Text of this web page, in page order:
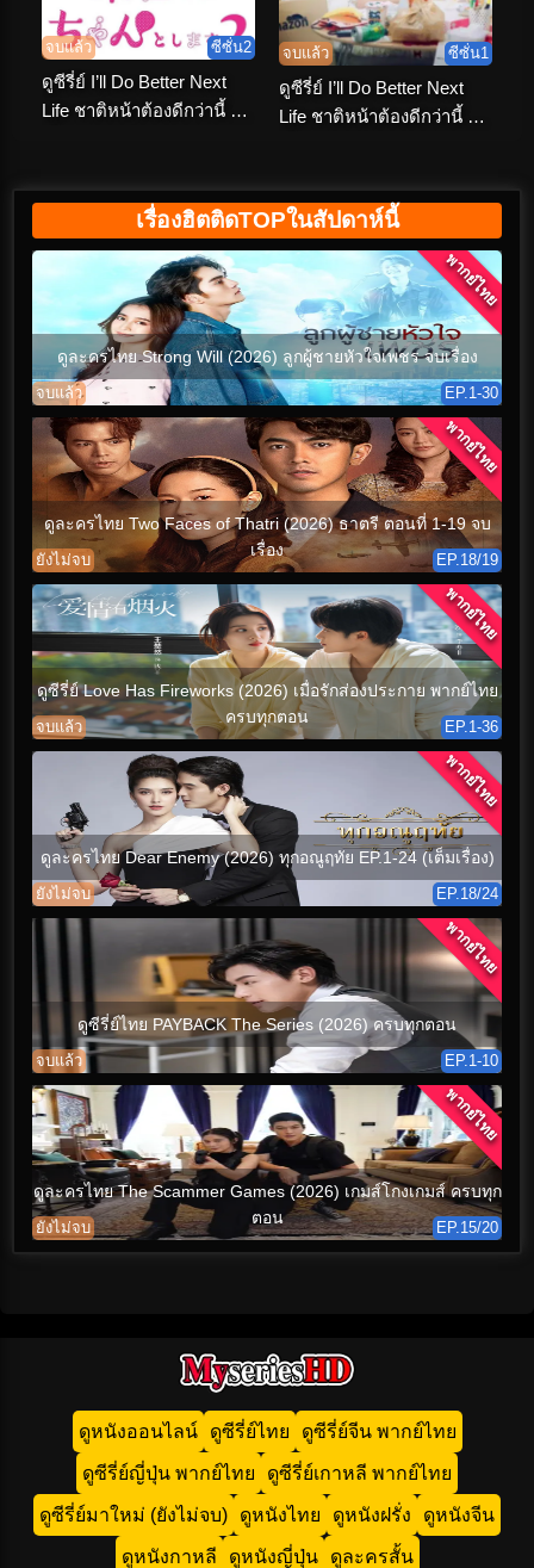
จบแล้ว ซีซั่น2
ดูซีรี่ย์ I’ll Do Better Next
Life ชาติหน้าต้องดีกว่านี้ ซี
จบแล้ว ซีซั่น1
ดูซีรี่ย์ I’ll Do Better Next
Life ชาติหน้าต้องดีกว่านี้ ซี
เรื่องฮิตติดTOPในสัปดาห์นี้
ดูละครไทย Strong Will (2026) ลูกผู้ชายหัวใจเพชร จบเรื่อง
จบแล้ว EP.1-30
พากย์ไทย
ดูละครไทย Two Faces of Thatri (2026) ธาตรี ตอนที่ 1-19 จบ
เรื่อง
ยังไม่จบ EP.18/19
พากย์ไทย
ดูซีรี่ย์ Love Has Fireworks (2026) เมื่อรักส่องประกาย พากย์ไทย
ครบทุกตอน
จบแล้ว EP.1-36
พากย์ไทย
ดูละครไทย Dear Enemy (2026) ทุกอณูฤทัย EP.1-24 (เต็มเรื่อง)
ยังไม่จบ EP.18/24
พากย์ไทย
ดูซีรี่ย์ไทย PAYBACK The Series (2026) ครบทุกตอน
จบแล้ว EP.1-10
พากย์ไทย
ดูละครไทย The Scammer Games (2026) เกมส์โกงเกมส์ ครบทุก
ตอน
ยังไม่จบ EP.15/20
พากย์ไทย
ดูหนังออนไลน์ ดูซีรี่ย์ไทย ดูซีรี่ย์จีน พากย์ไทย
ดูซีรี่ย์ญี่ปุ่น พากย์ไทย ดูซีรี่ย์เกาหลี พากย์ไทย
ดูซีรี่ย์มาใหม่ (ยังไม่จบ) ดูหนังไทย ดูหนังฝรั่ง ดูหนังจีน
ดูหนังกาหลี ดูหนังญี่ปุ่น ดูละครสั้น